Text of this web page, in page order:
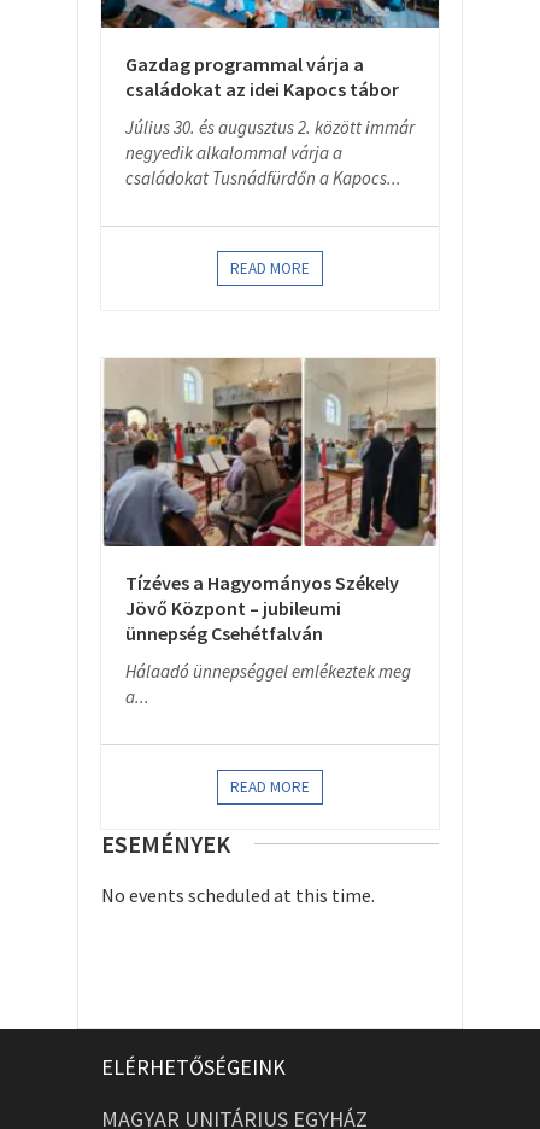
Gazdag programmal várja a
családokat az idei Kapocs tábor
Július 30. és augusztus 2. között immár
negyedik alkalommal várja a
családokat Tusnádfürdőn a Kapocs...
READ MORE
Tízéves a Hagyományos Székely
Jövő Központ – jubileumi
ünnepség Csehétfalván
Hálaadó ünnepséggel emlékeztek meg
a...
READ MORE
ESEMÉNYEK
No events scheduled at this time.
ELÉRHETŐSÉGEINK
MAGYAR UNITÁRIUS EGYHÁZ